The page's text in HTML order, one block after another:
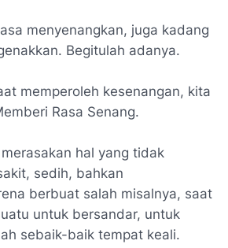
menyenangkan, juga kadang
Begitulah adanya.
memperoleh kesenangan, kita
Rasa Senang.
hal yang tidak
sedih, bahkan
berbuat salah misalnya, saat
untuk bersandar, untuk
sebaik-baik tempat keali.